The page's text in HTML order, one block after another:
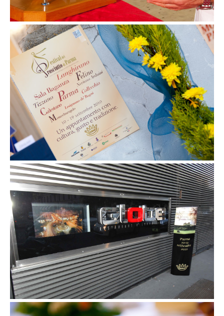
Taglio del nastro a Langhirano
2 settembre 2010
Happy Hour Prosciutto di Parma a Milano
1 settembre 2010